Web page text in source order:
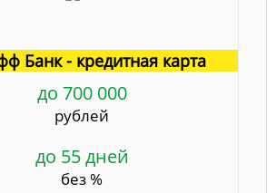
Банк - кредитная карта
до 700 000
рублей
до 55 дней
без %